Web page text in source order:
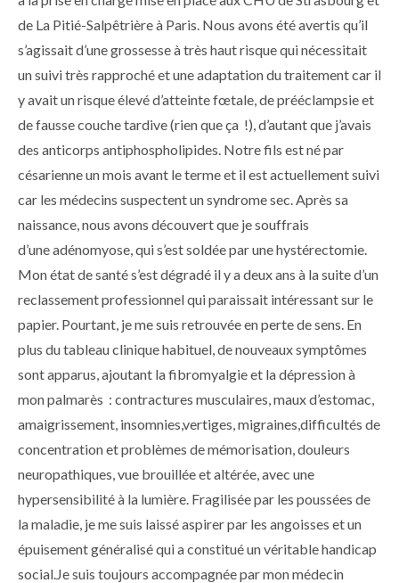
de La Pitié-Salpêtrière à Paris. Nous avons été avertis qu’il
s’agissait d’une grossesse à très haut risque qui nécessitait
un suivi très rapproché et une adaptation du traitement car il
y avait un risque élevé d’atteinte fœtale, de prééclampsie et
de fausse couche tardive (rien que ça !), d’autant que j’avais
des anticorps antiphospholipides. Notre fils est né par
césarienne un mois avant le terme et il est actuellement suivi
car les médecins suspectent un syndrome sec. Après sa
naissance, nous avons découvert que je souffrais
d’une adénomyose, qui s’est soldée par une hystérectomie.
Mon état de santé s’est dégradé il y a deux ans à la suite d’un
reclassement professionnel qui paraissait intéressant sur le
papier. Pourtant, je me suis retrouvée en perte de sens. En
plus du tableau clinique habituel, de nouveaux symptômes
sont apparus, ajoutant la fibromyalgie et la dépression à
mon palmarès : contractures musculaires, maux d’estomac,
amaigrissement, insomnies,vertiges, migraines,difficultés de
concentration et problèmes de mémorisation, douleurs
neuropathiques, vue brouillée et altérée, avec une
hypersensibilité à la lumière. Fragilisée par les poussées de
la maladie, je me suis laissé aspirer par les angoisses et un
épuisement généralisé qui a constitué un véritable handicap
social.Je suis toujours accompagnée par mon médecin